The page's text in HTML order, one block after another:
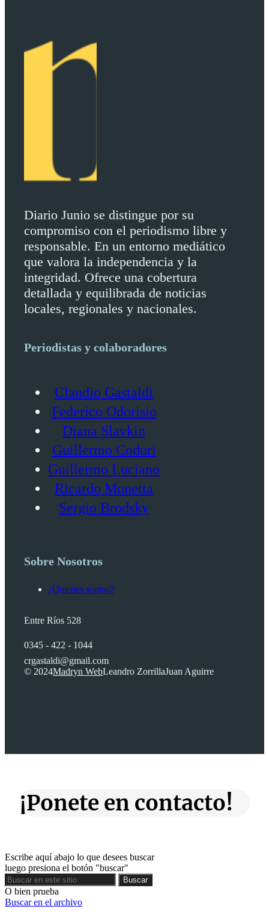
Diario Junio se distingue por su
compromiso con el periodismo libre y
responsable. En un entorno mediático
que valora la independencia y la
integridad. Ofrece una cobertura
detallada y equilibrada de noticias
locales, regionales y nacionales.
Periodistas y colaboradores
Claudio Gastaldi
Federico Odorisio
Diana Slavkin
Guillermo Coduri
Guillermo Luciano
Ricardo Monetta
Sergio Brodsky
Sobre Nosotros
¿Quienes somos?
Entre Ríos 528
0345 - 422 - 1044
crgastaldi@gmail.com
© 2024Madryn WebLeandro ZorrillaJuan Aguirre
¡Ponete en contacto!
Escribe aquí abajo lo que desees buscar
luego presiona el botón "buscar"
Buscar
Buscar
O bien prueba
Buscar en el archivo